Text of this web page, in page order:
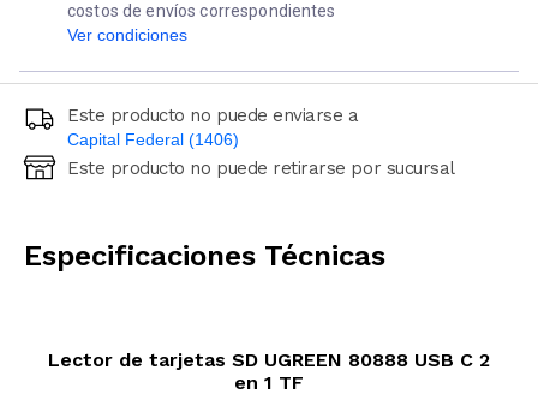
costos de envíos correspondientes
Ver condiciones
Este producto no puede enviarse a
Capital Federal (1406)
Ingresá código postal (sólo números)
Este producto no puede retirarse por sucursal
Especificaciones Técnicas
Lector de tarjetas SD UGREEN 80888 USB C 2
en 1 TF